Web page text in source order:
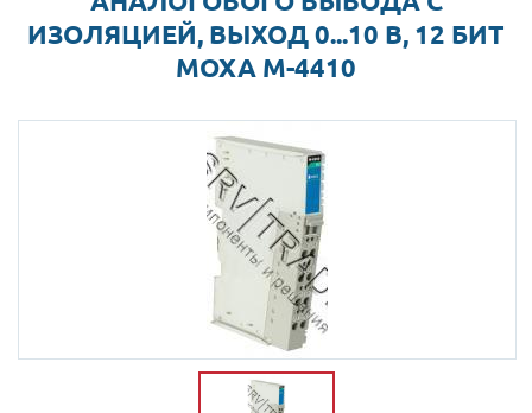
ИЗОЛЯЦИЕЙ, ВЫХОД 0...10 В, 12 БИТ
MOXA M-4410